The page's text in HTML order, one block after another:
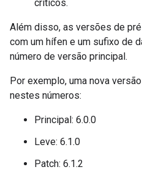
críticos.
Além disso, as versões de
com um hífen e um sufixo de
número de versão principal.
Por exemplo, uma nova
nestes números:
Principal: 6.0.0
Leve: 6.1.0
Patch: 6.1.2